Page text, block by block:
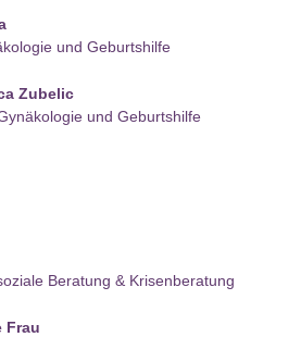
und Geburtshilfe
Zubelic
und Geburtshilfe
Beratung & Krisenberatung
Frau